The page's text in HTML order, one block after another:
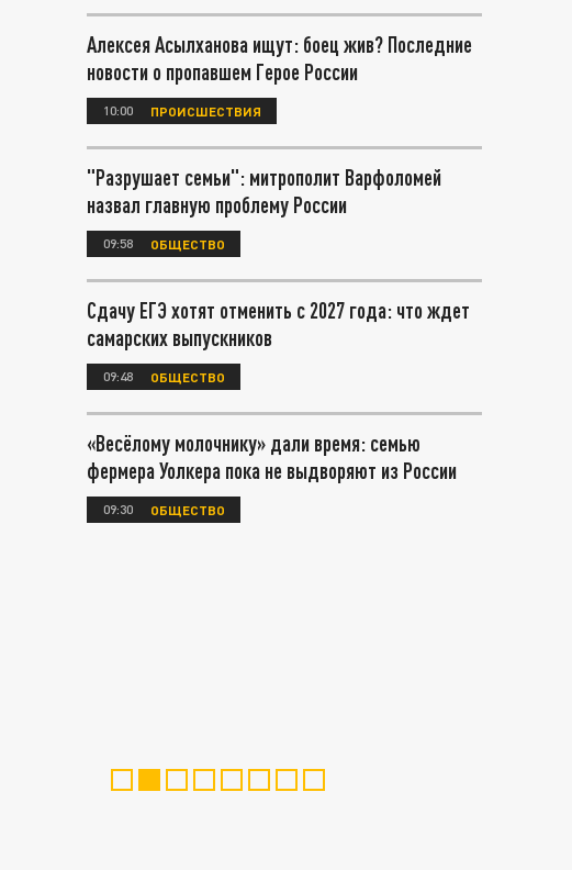
Алексея Асылханова ищут: боец жив? Последние
новости о пропавшем Герое России
10:00 ПРОИСШЕСТВИЯ
"Разрушает семьи": митрополит Варфоломей
назвал главную проблему России
09:58 ОБЩЕСТВО
Сдачу ЕГЭ хотят отменить с 2027 года: что ждет
самарских выпускников
09:48 ОБЩЕСТВО
«Весёлому молочнику» дали время: семью
фермера Уолкера пока не выдворяют из России
09:30 ОБЩЕСТВО